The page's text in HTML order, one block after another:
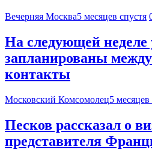
Вечерняя Москва5 месяцев спустя
На следующей неделе
запланированы
контакты
Московский Комсомолец5 месяцев
Песков рассказал о
представителя